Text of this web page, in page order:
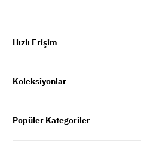
Hızlı Erişim
Koleksiyonlar
Popüler Kategoriler